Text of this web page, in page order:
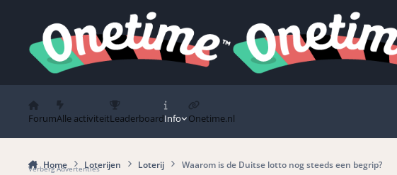
ForumAlle activiteitLeaderboardInfo Onetime.nl
Home Loterijen Loterij Waarom is de Duitse lotto nog steeds een begrip?
Verberg Advertenties